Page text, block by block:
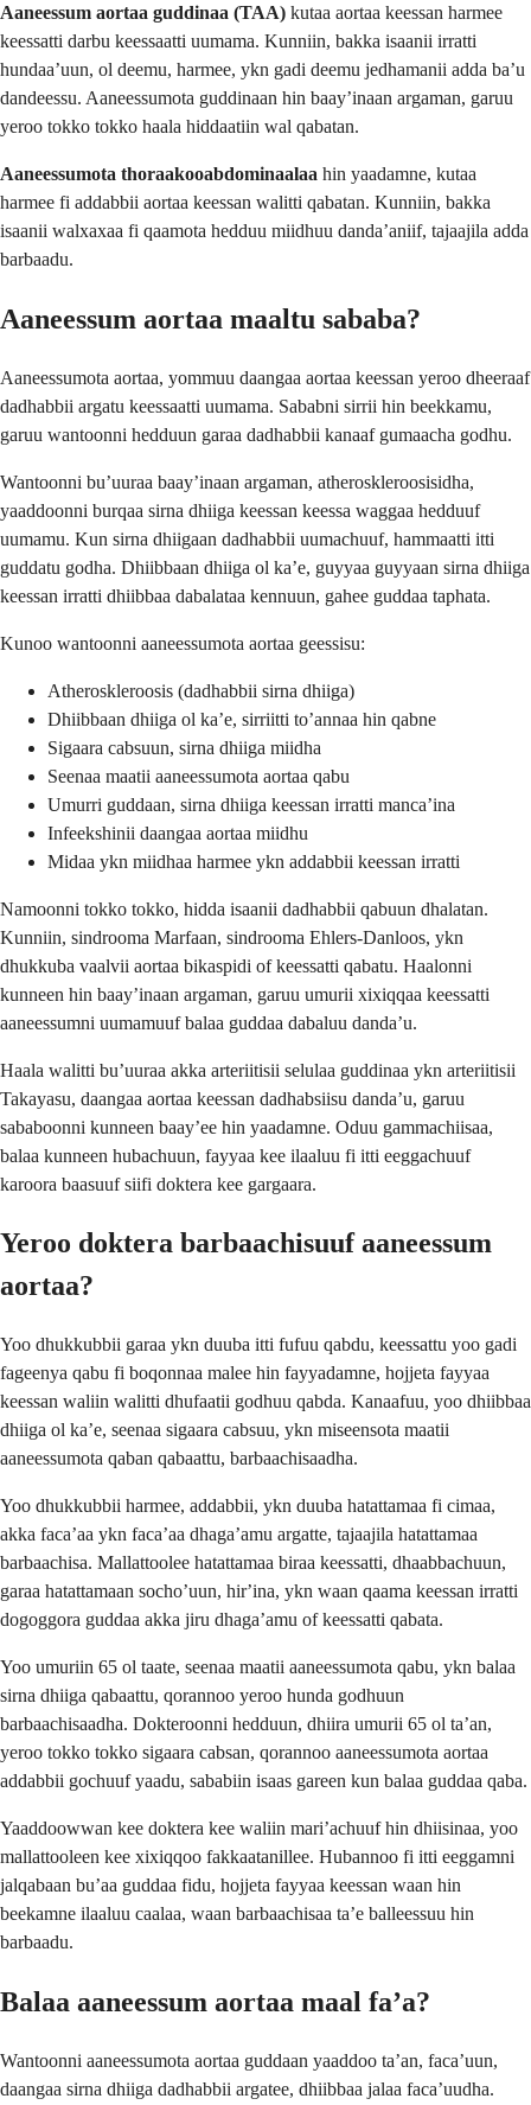
Aaneessum aortaa guddinaa (TAA) kutaa aortaa keessan harmee
keessatti darbu keessaatti uumama. Kunniin, bakka isaanii irratti
hundaaʼuun, ol deemu, harmee, ykn gadi deemu jedhamanii adda baʼu
dandeessu. Aaneessumota guddinaan hin baayʼinaan argaman, garuu
yeroo tokko tokko haala hiddaatiin wal qabatan.
Aaneessumota thoraakooabdominaalaa hin yaadamne, kutaa
harmee fi addabbii aortaa keessan walitti qabatan. Kunniin, bakka
isaanii walxaxaa fi qaamota hedduu miidhuu dandaʼaniif, tajaajila adda
barbaadu.
Aaneessum aortaa maaltu sababa?
Aaneessumota aortaa, yommuu daangaa aortaa keessan yeroo dheeraaf
dadhabbii argatu keessaatti uumama. Sababni sirrii hin beekkamu,
garuu wantoonni hedduun garaa dadhabbii kanaaf gumaacha godhu.
Wantoonni buʼuuraa baayʼinaan argaman, atheroskleroosisidha,
yaaddoonni burqaa sirna dhiiga keessan keessa waggaa hedduuf
uumamu. Kun sirna dhiigaan dadhabbii uumachuuf, hammaatti itti
guddatu godha. Dhiibbaan dhiiga ol kaʼe, guyyaa guyyaan sirna dhiiga
keessan irratti dhiibbaa dabalataa kennuun, gahee guddaa taphata.
Kunoo wantoonni aaneessumota aortaa geessisu:
Atheroskleroosis (dadhabbii sirna dhiiga)
Dhiibbaan dhiiga ol kaʼe, sirriitti toʼannaa hin qabne
Sigaara cabsuun, sirna dhiiga miidha
Seenaa maatii aaneessumota aortaa qabu
Umurri guddaan, sirna dhiiga keessan irratti mancaʼina
Infeekshinii daangaa aortaa miidhu
Midaa ykn miidhaa harmee ykn addabbii keessan irratti
Namoonni tokko tokko, hidda isaanii dadhabbii qabuun dhalatan.
Kunniin, sindrooma Marfaan, sindrooma Ehlers-Danloos, ykn
dhukkuba vaalvii aortaa bikaspidi of keessatti qabatu. Haalonni
kunneen hin baayʼinaan argaman, garuu umurii xixiqqaa keessatti
aaneessumni uumamuuf balaa guddaa dabaluu dandaʼu.
Haala walitti buʼuuraa akka arteriitisii selulaa guddinaa ykn arteriitisii
Takayasu, daangaa aortaa keessan dadhabsiisu dandaʼu, garuu
sababoonni kunneen baayʼee hin yaadamne. Oduu gammachiisaa,
balaa kunneen hubachuun, fayyaa kee ilaaluu fi itti eeggachuuf
karoora baasuuf siifi doktera kee gargaara.
Yeroo doktera barbaachisuuf aaneessum
aortaa?
Yoo dhukkubbii garaa ykn duuba itti fufuu qabdu, keessattu yoo gadi
fageenya qabu fi boqonnaa malee hin fayyadamne, hojjeta fayyaa
keessan waliin walitti dhufaatii godhuu qabda. Kanaafuu, yoo dhiibbaa
dhiiga ol kaʼe, seenaa sigaara cabsuu, ykn miseensota maatii
aaneessumota qaban qabaattu, barbaachisaadha.
Yoo dhukkubbii harmee, addabbii, ykn duuba hatattamaa fi cimaa,
akka facaʼaa ykn facaʼaa dhagaʼamu argatte, tajaajila hatattamaa
barbaachisa. Mallattoolee hatattamaa biraa keessatti, dhaabbachuun,
garaa hatattamaan sochoʼuun, hirʼina, ykn waan qaama keessan irratti
dogoggora guddaa akka jiru dhagaʼamu of keessatti qabata.
Yoo umuriin 65 ol taate, seenaa maatii aaneessumota qabu, ykn balaa
sirna dhiiga qabaattu, qorannoo yeroo hunda godhuun
barbaachisaadha. Dokteroonni hedduun, dhiira umurii 65 ol taʼan,
yeroo tokko tokko sigaara cabsan, qorannoo aaneessumota aortaa
addabbii gochuuf yaadu, sababiin isaas gareen kun balaa guddaa qaba.
Yaaddoowwan kee doktera kee waliin mariʼachuuf hin dhiisinaa, yoo
mallattooleen kee xixiqqoo fakkaatanillee. Hubannoo fi itti eeggamni
jalqabaan buʼaa guddaa fidu, hojjeta fayyaa keessan waan hin
beekamne ilaaluu caalaa, waan barbaachisaa taʼe balleessuu hin
barbaadu.
Balaa aaneessum aortaa maal faʼa?
Wantoonni aaneessumota aortaa guddaan yaaddoo taʼan, facaʼuun,
daangaa sirna dhiiga dadhabbii argatee, dhiibbaa jalaa facaʼuudha.